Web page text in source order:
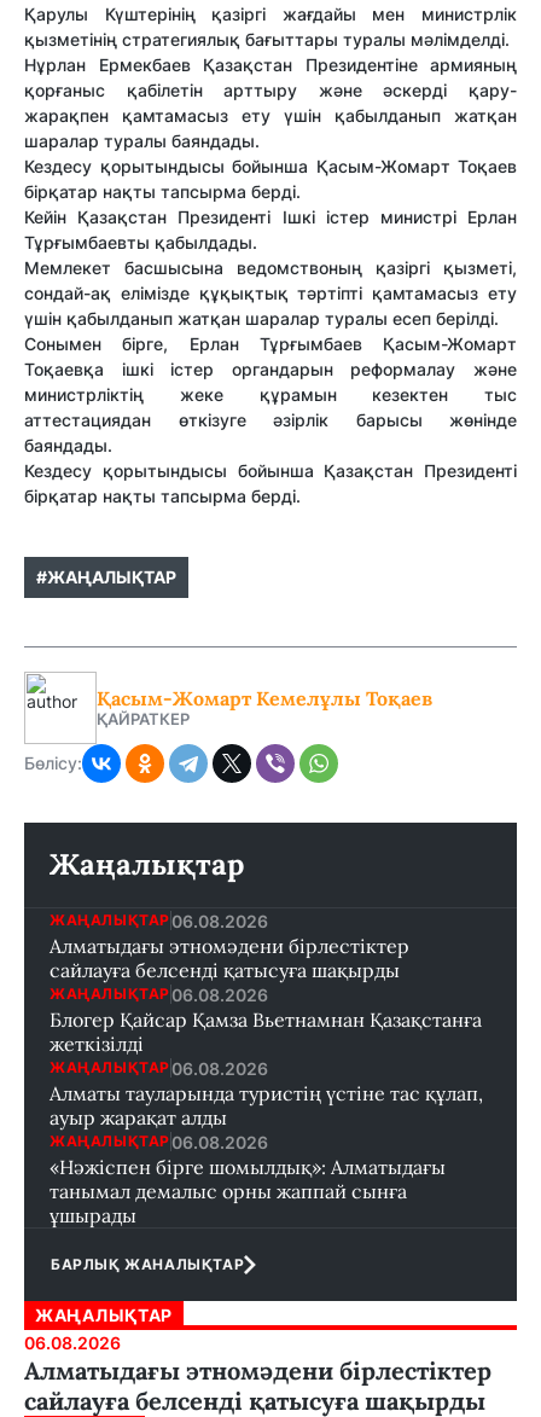
Қарулы Күштерінің қазіргі жағдайы мен министрлік
қызметінің стратегиялық бағыттары туралы мәлімделді.
Нұрлан Ермекбаев Қазақстан Президентіне армияның
қорғаныс қабілетін арттыру және әскерді қару-
жарақпен қамтамасыз ету үшін қабылданып жатқан
шаралар туралы баяндады.
Кездесу қорытындысы бойынша Қасым-Жомарт Тоқаев
бірқатар нақты тапсырма берді.
Кейін Қазақстан Президенті Ішкі істер министрі Ерлан
Тұрғымбаевты қабылдады.
Мемлекет басшысына ведомствоның қазіргі қызметі,
сондай-ақ елімізде құқықтық тәртіпті қамтамасыз ету
үшін қабылданып жатқан шаралар туралы есеп берілді.
Сонымен бірге, Ерлан Тұрғымбаев Қасым-Жомарт
Тоқаевқа ішкі істер органдарын реформалау және
министрліктің жеке құрамын кезектен тыс
аттестациядан өткізуге әзірлік барысы жөнінде
баяндады.
Кездесу қорытындысы бойынша Қазақстан Президенті
бірқатар нақты тапсырма берді.
#ЖАҢАЛЫҚТАР
Қасым-Жомарт Кемелұлы Тоқаев
ҚАЙРАТКЕР
Бөлісу:
Жаңалықтар
ЖАҢАЛЫҚТАР 06.08.2026
Алматыдағы этномәдени бірлестіктер
сайлауға белсенді қатысуға шақырды
ЖАҢАЛЫҚТАР 06.08.2026
Блогер Қайсар Қамза Вьетнамнан Қазақстанға
жеткізілді
ЖАҢАЛЫҚТАР 06.08.2026
Алматы тауларында туристің үстіне тас құлап,
ауыр жарақат алды
ЖАҢАЛЫҚТАР 06.08.2026
«Нәжіспен бірге шомылдық»: Алматыдағы
танымал демалыс орны жаппай сынға
ұшырады
БАРЛЫҚ ЖАНАЛЫҚТАР
ЖАҢАЛЫҚТАР
06.08.2026
Алматыдағы этномәдени бірлестіктер
сайлауға белсенді қатысуға шақырды